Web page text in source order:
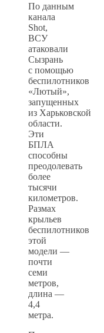
По данным
канала
Shot,
ВСУ
атаковали
Сызрань
с помощью
беспилотников
«Лютый»,
запущенных
из Харьковской
области.
Эти
БПЛА
способны
преодолевать
более
тысячи
километров.
Размах
крыльев
беспилотников
этой
модели —
почти
семи
метров,
длина —
4,4
метра.